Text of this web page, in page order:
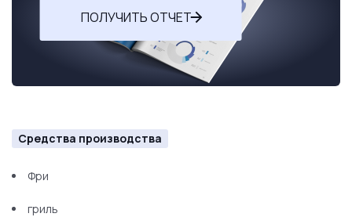
ПОЛУЧИТЬ ОТЧЕТ
Средства производства
Фри
гриль